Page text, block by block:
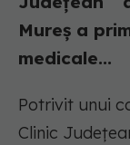
Mureș a
medicale...
Potrivit unui
Clinic